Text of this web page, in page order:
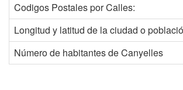
Codigos Postales por Calles:
Longitud y latitud de la ciudad o
Número de habitantes de Canyelles